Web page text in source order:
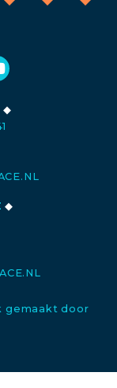
◆
◆
gemaakt door